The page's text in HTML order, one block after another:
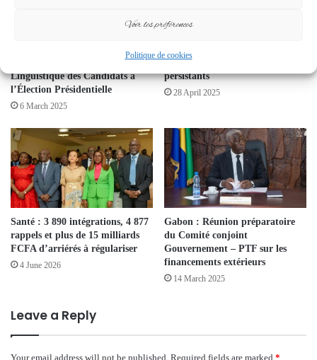
Voir les préférences
Politique de cookies
d’Évaluation de la Compétence
Linguistique des Candidats à
l’Élection Présidentielle
6 March 2025
engagement politique et défis
persistants
28 April 2025
Santé : 3 890 intégrations, 4 877
rappels et plus de 15 milliards
FCFA d’arriérés à régulariser
4 June 2026
Gabon : Réunion préparatoire
du Comité conjoint
Gouvernement – PTF sur les
financements extérieurs
14 March 2025
Leave a Reply
Your email address will not be published. Required fields are marked *